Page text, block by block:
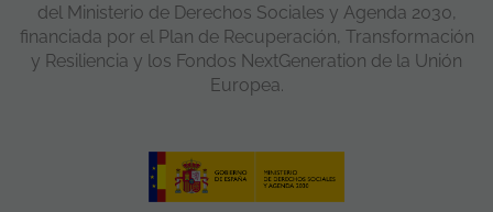
del Ministerio de Derechos Sociales y Agenda 2030,
financiada por el Plan de Recuperación, Transformación
y Resiliencia y los Fondos NextGeneration de la Unión
Europea.